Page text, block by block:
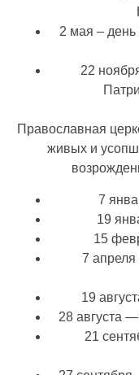
2 мая –
22
Православная
живых и
7
19
15
7
19
28 августа
21